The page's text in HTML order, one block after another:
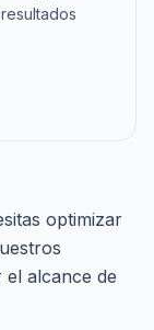
optimizar
el alcance de